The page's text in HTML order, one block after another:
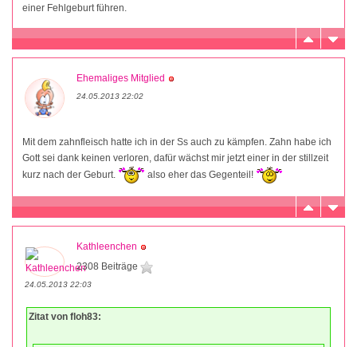
einer Fehlgeburt führen.
Ehemaliges Mitglied
24.05.2013 22:02
Mit dem zahnfleisch hatte ich in der Ss auch zu kämpfen. Zahn habe ich
Gott sei dank keinen verloren, dafür wächst mir jetzt einer in der stillzeit
kurz nach der Geburt.
also eher das Gegenteil!
Kathleenchen
2308 Beiträge
24.05.2013 22:03
Zitat von floh83: